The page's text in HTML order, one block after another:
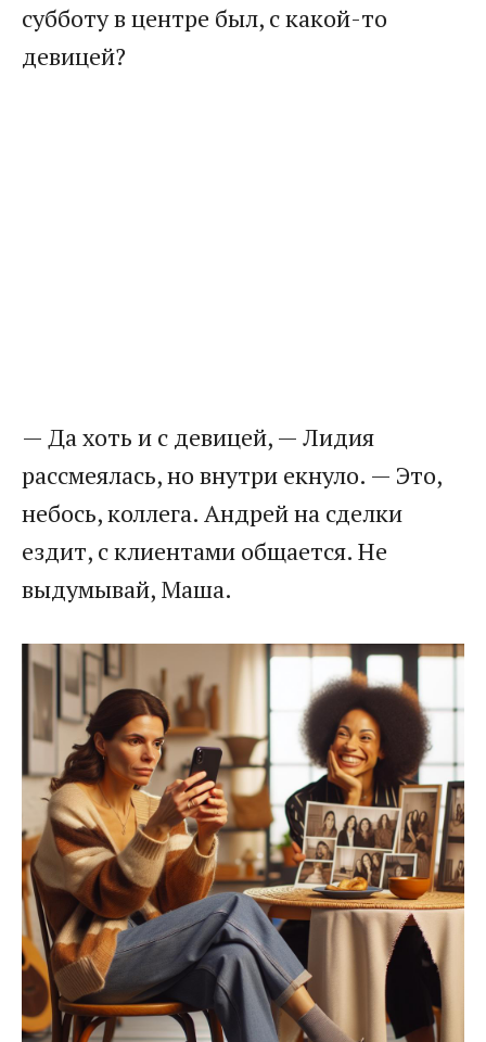
субботу в центре был, с какой-то
девицей?
— Да хоть и с девицей, — Лидия
рассмеялась, но внутри екнуло. — Это,
небось, коллега. Андрей на сделки
ездит, с клиентами общается. Не
выдумывай, Маша.